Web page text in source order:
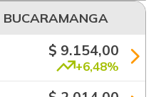
BUCARAMANGA
$ 9.154,00
+6,48%